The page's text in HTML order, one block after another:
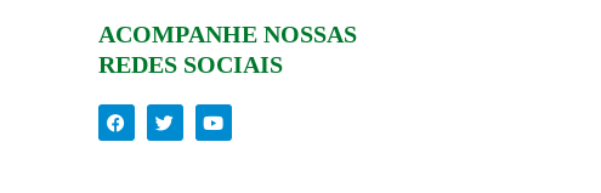
ACOMPANHE NOSSAS
REDES SOCIAIS